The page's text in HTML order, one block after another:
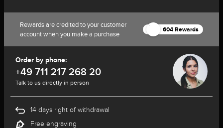
Rewards are credited to your customer
account when you make a purchase
604 Rewards
Order by phone:
+49 711 217 268 20
Talk to us directly in person
14 days right of withdrawal
Free engraving